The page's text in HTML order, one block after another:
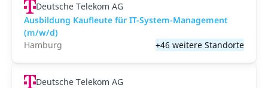
Deutsche Telekom AG
Ausbildung Kaufleute für IT-System-Management
(m/w/d)
Hamburg
+46 weitere Standorte
Deutsche Telekom AG